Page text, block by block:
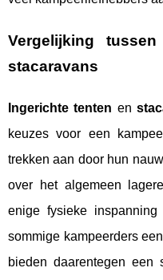
Vergelijking
stacaravans
Ingerichte tenten en
keuzes voor een
trekken aan door hun
over het algemeen
enige fysieke
sommige kampeerders
bieden daarentegen een